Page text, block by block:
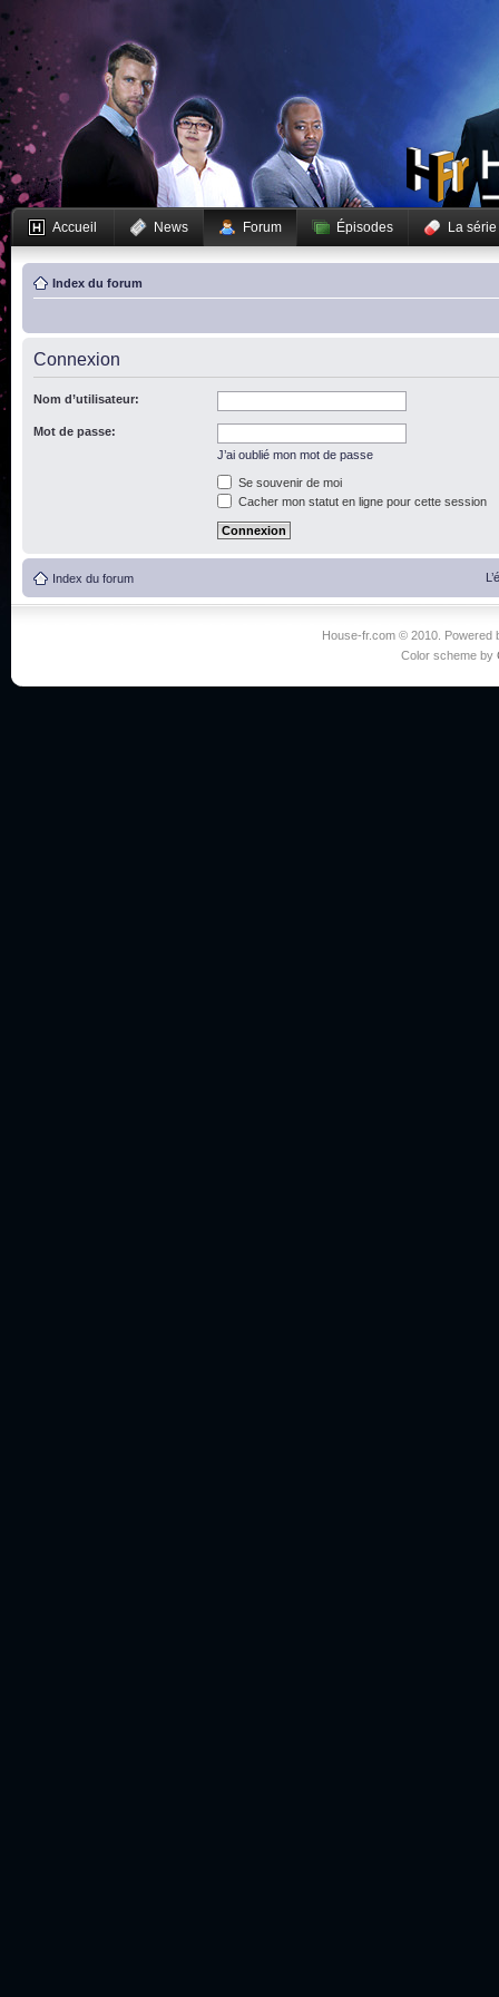
Accueil News Forum Épisodes La série
Index du forum
Connexion
Nom d’utilisateur:
Mot de passe:
J’ai oublié mon mot de passe
Se souvenir de moi
Cacher mon statut en ligne pour cette session
Index du forum
House-fr.com © 2010. Powered
Color scheme by